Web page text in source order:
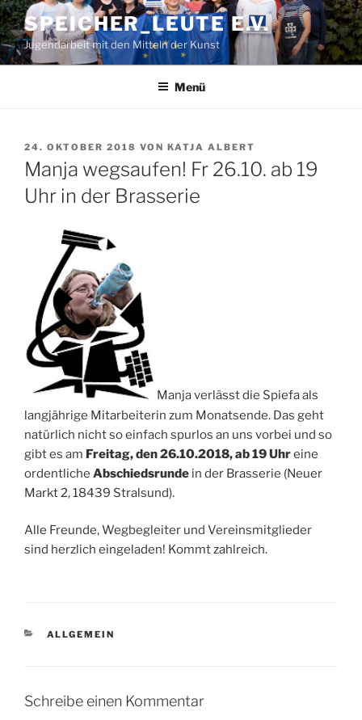
Zum
Inhalt
springen
SPEICHER_LEUTE E.V.
Jugendarbeit mit den Mitteln der Kunst
Menü
VERÖFFENTLICHT
AM
24. OKTOBER 2018 VON KATJA ALBERT
Manja wegsaufen! Fr 26.10. ab 19
Uhr in der Brasserie
Manja verlässt die Spiefa als
langjährige Mitarbeiterin zum Monatsende. Das geht
natürlich nicht so einfach spurlos an uns vorbei und so
gibt es am Freitag, den 26.10.2018, ab 19 Uhreine
ordentliche Abschiedsrunde in der Brasserie (Neuer
Markt 2, 18439 Stralsund).
Alle Freunde, Wegbegleiter und Vereinsmitglieder
sind herzlich eingeladen! Kommt zahlreich.
KATEGORIEN
ALLGEMEIN
Schreibe einen Kommentar